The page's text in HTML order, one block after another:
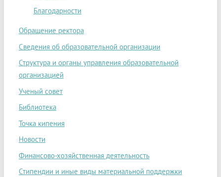
Благодарности
Обращение ректора
Сведения об образовательной организации
Структура и органы управления образовательной
организацией
Ученый совет
Библиотека
Точка кипения
Новости
Финансово-хозяйственная деятельность
Стипендии и иные виды материальной поддержки